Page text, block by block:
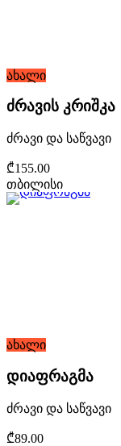
ახალი
ძრავის კრიშკა
ძრავი და საწვავი
₾155.00
თბილისი
ახალი
დიაფრაგმა
ძრავი და საწვავი
₾89.00